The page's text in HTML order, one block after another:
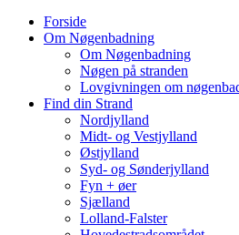
Forside
Om Nøgenbadning
Om Nøgenbadning
Nøgen på stranden
Lovgivningen om
Find din Strand
Nordjylland
Midt- og Vestjylland
Østjylland
Syd- og Sønderjylland
Fyn + øer
Sjælland
Lolland-Falster